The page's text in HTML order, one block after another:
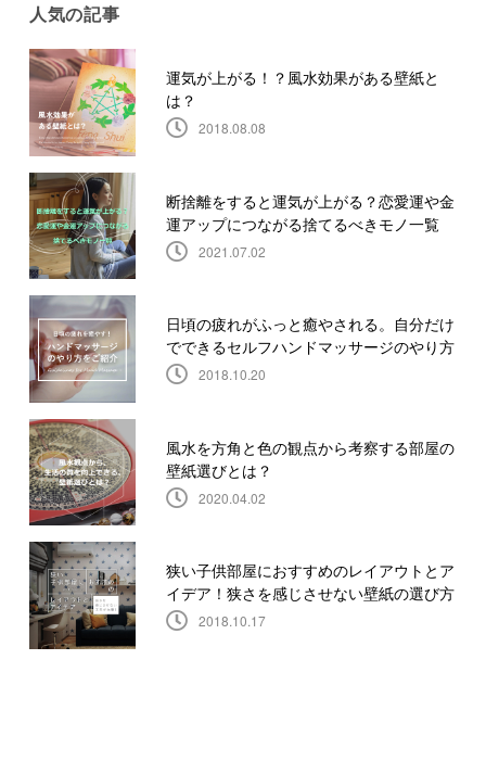
人気の記事
運気が上がる！？風水効果がある壁紙と
は？
2018.08.08
断捨離をすると運気が上がる？恋愛運や金
運アップにつながる捨てるべきモノ一覧
2021.07.02
日頃の疲れがふっと癒やされる。自分だけ
でできるセルフハンドマッサージのやり方
2018.10.20
風水を方角と色の観点から考察する部屋の
壁紙選びとは？
2020.04.02
狭い子供部屋におすすめのレイアウトとア
イデア！狭さを感じさせない壁紙の選び方
2018.10.17